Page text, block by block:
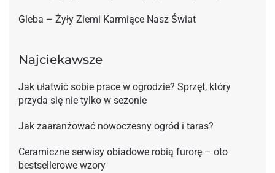
Gleba – Żyły Ziemi Karmiące Nasz Świat
Najciekawsze
Jak ułatwić sobie prace w ogrodzie? Sprzęt, który
przyda się nie tylko w sezonie
Jak zaaranżować nowoczesny ogród i taras?
Ceramiczne serwisy obiadowe robią furorę – oto
bestsellerowe wzory